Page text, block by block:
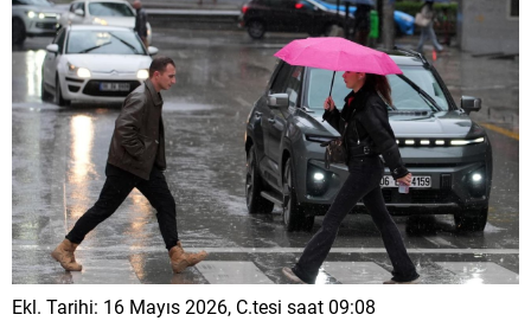
Ekl. Tarihi: 16 Mayıs 2026, C.tesi saat 09:08